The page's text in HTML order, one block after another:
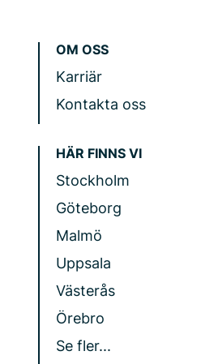
OM OSS
Karriär
Kontakta oss
HÄR FINNS VI
Stockholm
Göteborg
Malmö
Uppsala
Västerås
Örebro
Se fler...